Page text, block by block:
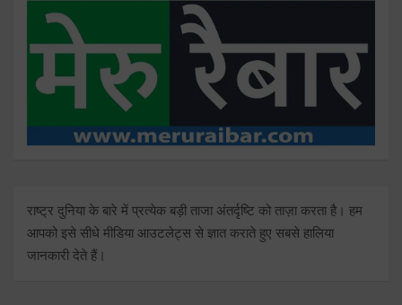
राष्ट्र दुनिया के बारे में प्रत्येक बड़ी ताजा अंतर्दृष्टि को ताज़ा करता है। हम
आपको इसे सीधे मीडिया आउटलेट्स से ज्ञात कराते हुए सबसे हालिया
जानकारी देते हैं।